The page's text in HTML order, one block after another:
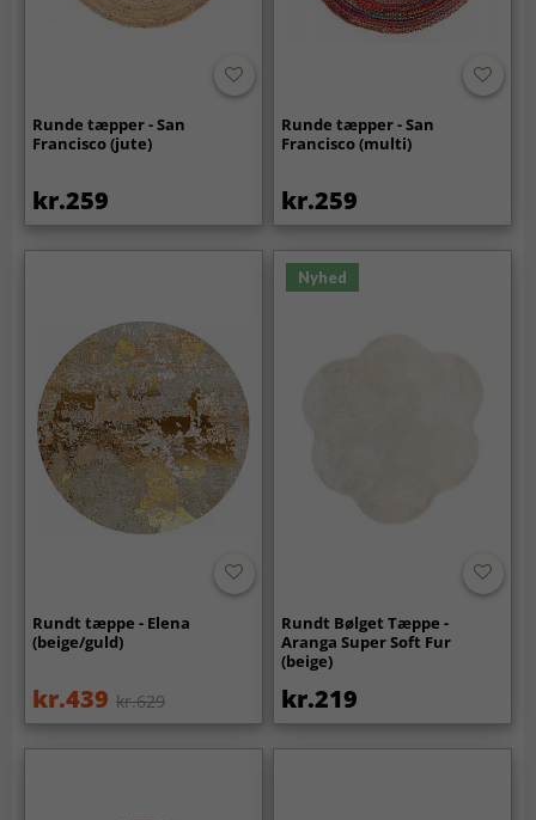
Runde tæpper - San
Francisco (jute)
kr.259
Runde tæpper - San
Francisco (multi)
kr.259
Rundt tæppe - Elena
(beige/guld)
kr.439 kr.629
Nyhed
Rundt Bølget Tæppe -
Aranga Super Soft Fur
(beige)
kr.219